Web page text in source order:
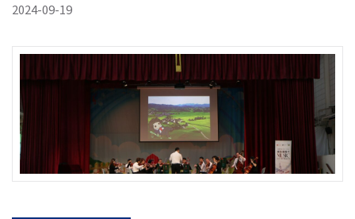
2024-09-19